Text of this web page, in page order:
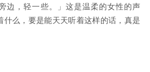
边，轻一些。」这是温柔的女性的声
什么，要是能天天听着这样的话，真是